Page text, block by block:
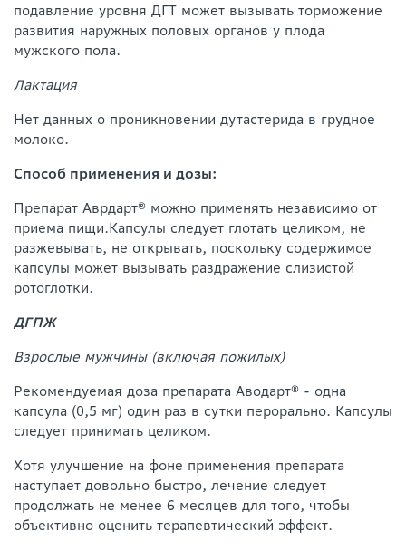
подавление уровня ДГТ может вызывать торможение
развития наружных половых органов у плода
мужского пола.
Лактация
Нет данных о проникновении дутастерида в грудное
молоко.
Способ применения и дозы:
Препарат Аврдарт® можно применять независимо от
приема пищи.Капсулы следует глотать целиком, не
разжевывать, не открывать, поскольку содержимое
капсулы может вызывать раздражение слизистой
ротоглотки.
ДГПЖ
Взрослые мужчины (включая пожилых)
Рекомендуемая доза препарата Аводарт® - одна
капсула (0,5 мг) один раз в сутки перорально. Капсулы
следует принимать целиком.
Хотя улучшение на фоне применения препарата
наступает довольно быстро, лечение следует
продолжать не менее 6 месяцев для того, чтобы
объективно оценить терапевтический эффект.